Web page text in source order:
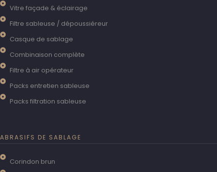
Vitre façade & éclairage
Filtre sableuse / dépoussiéreur
Casque de sablage
Combinaison complète
Filtre à air opérateur
Packs entretien sableuse
Packs filtration sableuse
ABRASIFS DE SABLAGE
Corindon brun